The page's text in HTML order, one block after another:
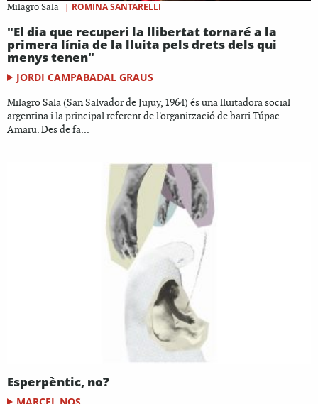
Milagro Sala | ROMINA SANTARELLI
"El dia que recuperi la llibertat tornaré a la
primera línia de la lluita pels drets dels qui
menys tenen"
JORDI CAMPABADAL GRAUS
Milagro Sala (San Salvador de Jujuy, 1964) és una lluitadora social
argentina i la principal referent de l'organització de barri Túpac
Amaru. Des de fa...
Esperpèntic, no?